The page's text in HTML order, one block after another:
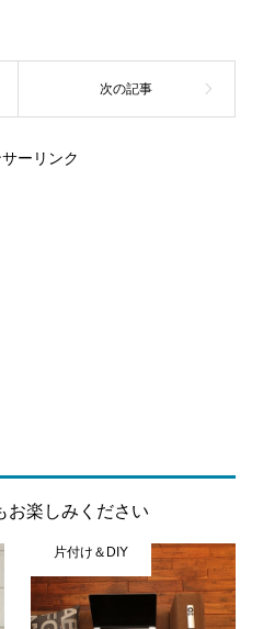
ーリンク
お楽しみください
片付け＆DIY